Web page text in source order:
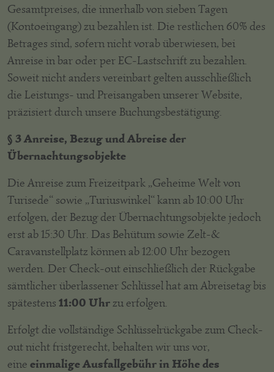
Gesamtpreises, die innerhalb von sieben Tagen
(Kontoeingang) zu bezahlen ist. Die restlichen 60% des
Betrages sind, sofern nicht vorab überwiesen, bei
Anreise in bar oder per EC-Lastschrift zu bezahlen.
Soweit nicht anders vereinbart gelten ausschließlich
die Leistungs- und Preisangaben unserer Website,
präzisiert durch unsere Buchungsbestätigung.
§ 3 Anreise, Bezug und Abreise der
Übernachtungsobjekte
Die Anreise zum Freizeitpark „Geheime Welt von
Turisede“ sowie „Turiuswinkel“ kann ab 10:00 Uhr
erfolgen, der Bezug der Übernachtungsobjekte jedoch
erst ab 15:30 Uhr. Das Behütum sowie Zelt-&
Caravanstellplatz können ab 12:00 Uhr bezogen
werden. Der Check-out einschließlich der Rückgabe
sämtlicher überlassener Schlüssel hat am Abreisetag bis
spätestens 11:00 Uhrzu erfolgen.
Erfolgt die vollständige Schlüsselrückgabe zum Check-
out nicht fristgerecht, behalten wir uns vor,
eine einmalige Ausfallgebühr in Höhe des